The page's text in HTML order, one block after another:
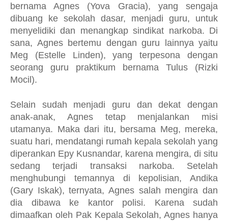
bernama Agnes (Yova Gracia), yang sengaja
dibuang ke sekolah dasar, menjadi guru, untuk
menyelidiki dan menangkap sindikat narkoba. Di
sana, Agnes bertemu dengan guru lainnya yaitu
Meg (Estelle Linden), yang terpesona dengan
seorang guru praktikum bernama Tulus (Rizki
Mocil).
Selain sudah menjadi guru dan dekat dengan
anak-anak, Agnes tetap menjalankan misi
utamanya. Maka dari itu, bersama Meg, mereka,
suatu hari, mendatangi rumah kepala sekolah yang
diperankan Epy Kusnandar, karena mengira, di situ
sedang terjadi transaksi narkoba. Setelah
menghubungi temannya di kepolisian, Andika
(Gary Iskak), ternyata, Agnes salah mengira dan
dia dibawa ke kantor polisi. Karena sudah
dimaafkan oleh Pak Kepala Sekolah, Agnes hanya